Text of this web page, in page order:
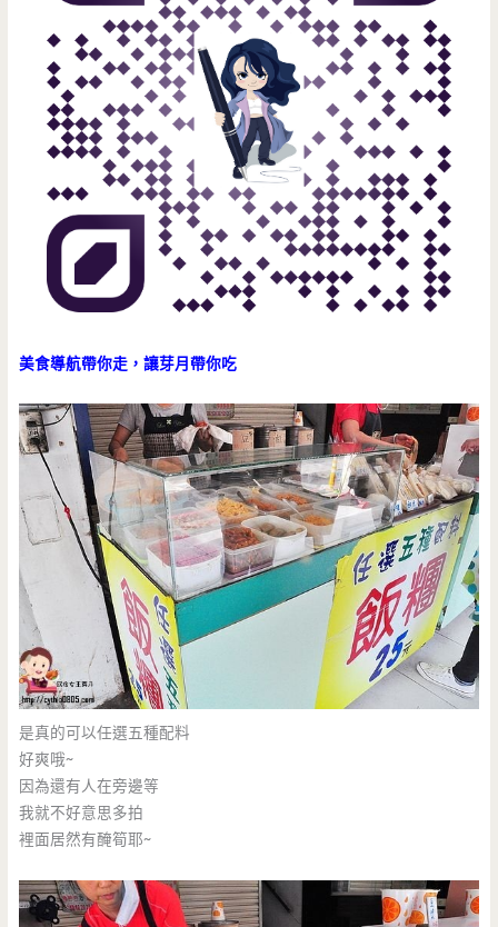
美食導航帶你走，讓芽月帶你吃
是真的可以任選五種配料
好爽哦~
因為還有人在旁邊等
我就不好意思多拍
裡面居然有醃筍耶~